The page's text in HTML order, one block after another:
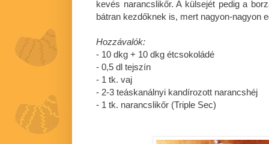
kevés narancslikőr. A külsejét pedig a
bátran kezdőknek is, mert nagyon-nagyon
Hozzávalók:
- 10 dkg + 10 dkg étcsokoládé
- 0,5 dl tejszín
- 1 tk. vaj
- 2-3 teáskanálnyi kandírozott narancshéj
- 1 tk. narancslikőr (Triple Sec)